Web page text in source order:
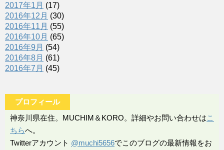
2017年1月 (17)
2016年12月 (30)
2016年11月 (55)
2016年10月 (65)
2016年9月 (54)
2016年8月 (61)
2016年7月 (45)
プロフィール
神奈川県在住。MUCHIM＆KORO。詳細やお問い合わせはこ
ちらへ。
Twitterアカウント @muchi5656でこのブログの最新情報をお